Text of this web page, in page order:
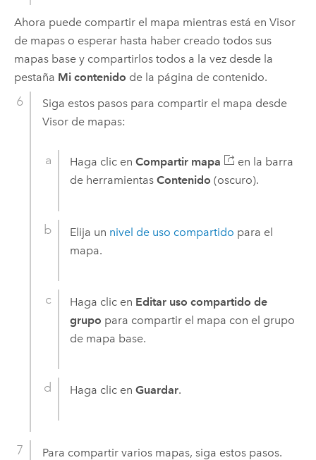
Ahora puede compartir el mapa mientras está en Visor
de mapaso esperar hasta haber creado todos sus
mapas base y compartirlos todos a la vez desde la
pestaña Mi contenido de la página de contenido.
Siga estos pasos para compartir el mapa desde
Visor de mapas:
Haga clic enCompartir mapa
en la barra
de herramientasContenido (oscuro).
Elija un nivel de uso compartido para el
mapa.
Haga clic en Editar uso compartido de
grupo para compartir el mapa con el grupo
de mapa base.
Haga clic enGuardar.
Para compartir varios mapas, siga estos pasos.